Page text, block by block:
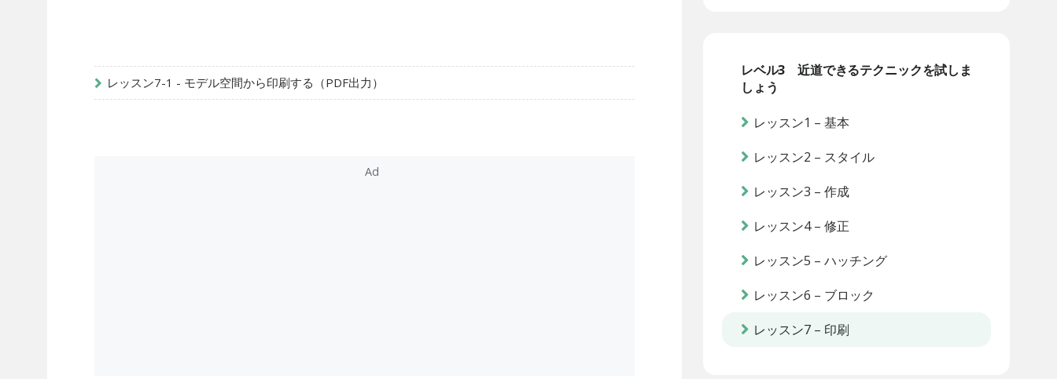
レッスン7-1 - モデル空間から印刷する（PDF出力）
レベル3 近道できるテクニックを試しま
しょう
レッスン1 – 基本
レッスン2 – スタイル
レッスン3 – 作成
レッスン4 – 修正
レッスン5 – ハッチング
レッスン6 – ブロック
レッスン7 – 印刷